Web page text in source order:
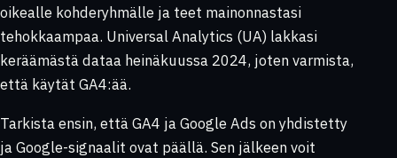
oikealle kohderyhmälle ja teet mainonnastasi
tehokkaampaa. Universal Analytics (UA) lakkasi
keräämästä dataa heinäkuussa 2024, joten varmista,
että käytät GA4:ää.
Tarkista ensin, että GA4 ja Google Ads on yhdistetty
ja Google-signaalit ovat päällä. Sen jälkeen voit